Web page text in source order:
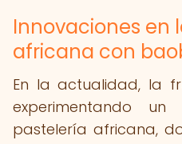
Innovaciones en
africana con
En la actualidad, la
experimentando
pastelería africana,